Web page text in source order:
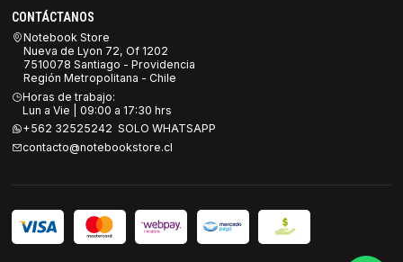
CONTÁCTANOS
Notebook Store
Nueva de Lyon 72, Of 1202
7510078 Santiago - Providencia
Región Metropolitana - Chile
Horas de trabajo:
Lun a Vie | 09:00 a 17:30 hrs
+562 32525242 SOLO WHATSAPP
contacto@notebookstore.cl